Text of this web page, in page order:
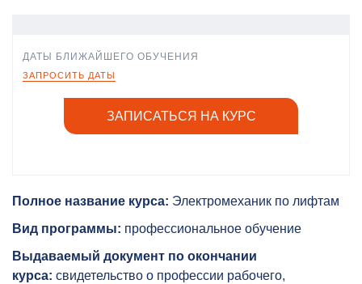
ДАТЫ БЛИЖАЙШЕГО ОБУЧЕНИЯ
ЗАПРОСИТЬ ДАТЫ
ЗАПИСАТЬСЯ НА КУРС
Полное название курса: Электромеханик по лифтам
Вид программы: профессиональное обучение
Выдаваемый документ по окончании
курса: свидетельство о профессии рабочего,